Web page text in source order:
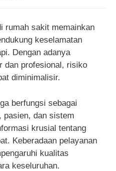
rumah sakit memainkan
keselamatan
Dengan adanya
dan profesional, risiko
diminimalisir.
berfungsi sebagai
pasien, dan sistem
krusial tentang
Keberadaan pelayanan
kualitas
keseluruhan.